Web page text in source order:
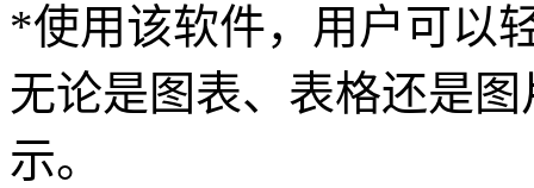
*使用该软件，用户可以
无论是图表、表格还是图
示。